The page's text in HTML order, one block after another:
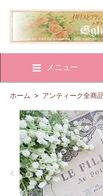
メニュー
ホーム > アンティーク全商品